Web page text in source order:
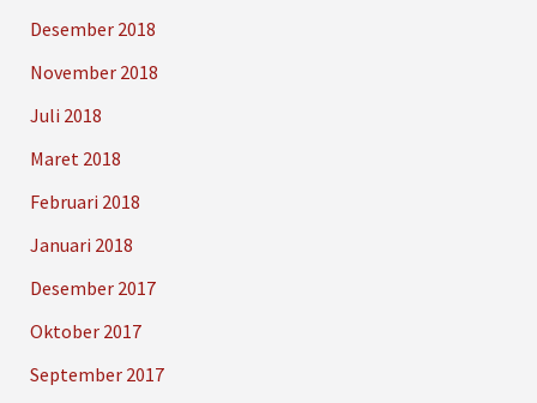
Desember 2018
November 2018
Juli 2018
Maret 2018
Februari 2018
Januari 2018
Desember 2017
Oktober 2017
September 2017